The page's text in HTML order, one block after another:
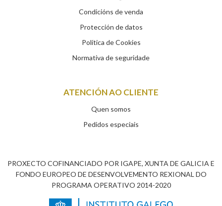
Condicións de venda
Protección de datos
Política de Cookies
Normativa de seguridade
ATENCIÓN AO CLIENTE
Quen somos
Pedidos especiais
PROXECTO COFINANCIADO POR IGAPE, XUNTA DE GALICIA E
FONDO EUROPEO DE DESENVOLVEMENTO REXIONAL DO
PROGRAMA OPERATIVO 2014-2020